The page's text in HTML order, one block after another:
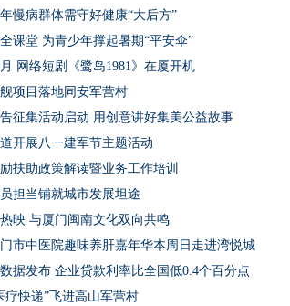
慢病群体需守好健康“大后方”
课堂 为青少年撑起暑期“平安伞”
网络短剧《鹭岛1981》在厦开机
项目落地同安军营村
征集活动启动 用创意讲好集美公益故事
开展八一建军节主题活动
扶助政策解读暨业务工作培训
担当铺就城市发展坦途
映 与厦门闽南文化双向共鸣
市中医院趣味养肝嘉年华本周日走进湾悦城
据发布 企业贷款利率比全国低0.4个百分点
疗快递”飞进高山军营村